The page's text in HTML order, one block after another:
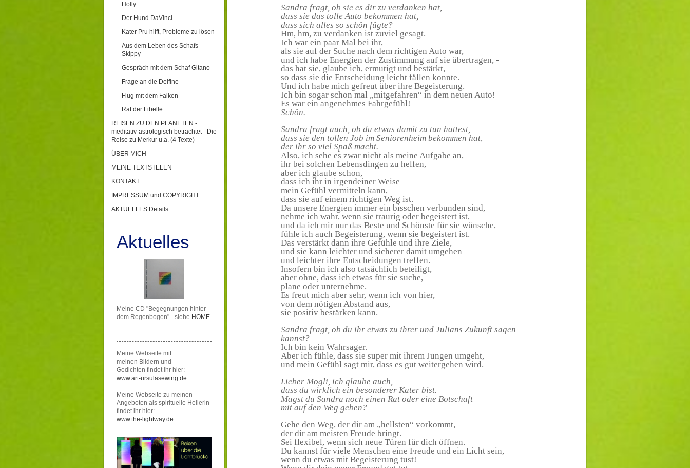
Holly
Der Hund DaVinci
Kater Pru hilft, Probleme zu lösen
Aus dem Leben des Schafs
Skippy
Gespräch mit dem Schaf Gitano
Frage an die Delfine
Flug mit dem Falken
Rat der Libelle
REISEN ZU DEN PLANETEN -
meditativ-astrologisch betrachtet - Die
Reise zu Merkur u.a. (4 Texte)
ÜBER MICH
MEINE TEXTSTELEN
KONTAKT
IMPRESSUM und COPYRIGHT
AKTUELLES Details
Aktuelles
Meine CD "Begegnungen hinter
dem Regenbogen" - siehe HOME
Meine Webseite mit
meinen Bildern und
Gedichten findet ihr hier:
www.art-ursulasewing.de
Meine Webseite zu meinen
Angeboten als spirituelle Heilerin
findet ihr hier:
www.the-lightway.de
Sandra fragt, ob sie es dir zu verdanken hat,
dass sie das tolle Auto bekommen hat,
dass sich alles so schön fügte?
Hm, hm, zu verdanken ist zuviel gesagt.
Ich war ein paar Mal bei ihr,
als sie auf der Suche nach dem richtigen Auto war,
und ich habe Energien der Zustimmung auf sie übertragen, -
das hat sie, glaube ich, ermutigt und bestärkt,
so dass sie die Entscheidung leicht fällen konnte.
Und ich habe mich gefreut über ihre Begeisterung.
Ich bin sogar schon mal „mitgefahren“ in dem neuen Auto!
Es war ein angenehmes Fahrgefühl!
Schön.
Sandra fragt auch, ob du etwas damit zu tun hattest,
dass sie den tollen Job im Seniorenheim bekommen hat,
der ihr so viel Spaß macht.
Also, ich sehe es zwar nicht als meine Aufgabe an,
ihr bei solchen Lebensdingen zu helfen,
aber ich glaube schon,
dass ich ihr in irgendeiner Weise
mein Gefühl vermitteln kann,
dass sie auf einem richtigen Weg ist.
Da unsere Energien immer ein bisschen verbunden sind,
nehme ich wahr, wenn sie traurig oder begeistert ist,
und da ich mir nur das Beste und Schönste für sie wünsche,
fühle ich auch Begeisterung, wenn sie begeistert ist.
Das verstärkt dann ihre Gefühle und ihre Ziele,
und sie kann leichter und sicherer damit umgehen
und leichter ihre Entscheidungen treffen.
Insofern bin ich also tatsächlich beteiligt,
aber ohne, dass ich etwas für sie suche,
plane oder unternehme.
Es freut mich aber sehr, wenn ich von hier,
von dem nötigen Abstand aus,
sie positiv bestärken kann.
Sandra fragt, ob du ihr etwas zu ihrer und Julians Zukunft sagen
kannst?
Ich bin kein Wahrsager.
Aber ich fühle, dass sie super mit ihrem Jungen umgeht,
und mein Gefühl sagt mir, dass es gut weitergehen wird.
Lieber Mogli, ich glaube auch,
dass du wirklich ein besonderer Kater bist.
Magst du Sandra noch einen Rat oder eine Botschaft
mit auf den Weg geben?
Gehe den Weg, der dir am „hellsten“ vorkommt,
der dir am meisten Freude bringt.
Sei flexibel, wenn sich neue Türen für dich öffnen.
Du kannst für viele Menschen eine Freude und ein Licht sein,
wenn du etwas mit Begeisterung tust!